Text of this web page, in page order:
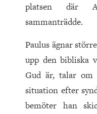
platsen där
sammanträdde.
Paulus ägnar
upp den bibliska
Gud är, talar om
situation efter
bemöter han